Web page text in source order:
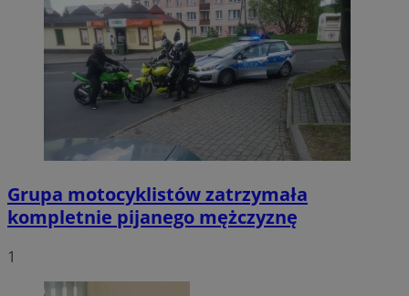
Grupa motocyklistów zatrzymała
kompletnie pijanego mężczyznę
1